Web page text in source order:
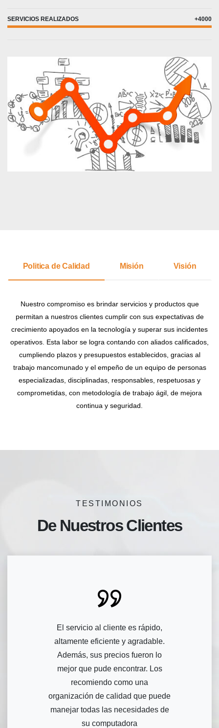
SERVICIOS REALIZADOS +4000
Politica de Calidad Misión Visión
Nuestro compromiso es brindar servicios y productos que
permitan a nuestros clientes cumplir con sus expectativas de
crecimiento apoyados en la tecnología y superar sus incidentes
operativos. Esta labor se logra contando con aliados calificados,
cumpliendo plazos y presupuestos establecidos, gracias al
trabajo mancomunado y el empeño de un equipo de personas
especializadas, disciplinadas, responsables, respetuosas y
comprometidas, con metodología de trabajo ágil, de mejora
continua y seguridad.
TESTIMONIOS
De Nuestros Clientes
El servicio al cliente es rápido,
altamente eficiente y agradable.
Además, sus precios fueron lo
mejor que pude encontrar. Los
recomiendo como una
organización de calidad que puede
manejar todas las necesidades de
su computadora